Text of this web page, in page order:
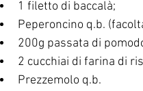
1 filetto di baccalà;
Peperoncino q.b.
200g passata di
2 cucchiai di farina di
Prezzemolo q.b.